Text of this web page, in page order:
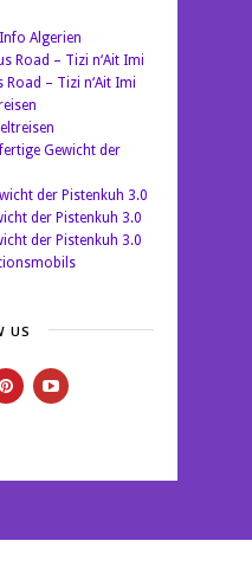
Algerien
Road – Tizi n‘Ait Imi
Road – Tizi n‘Ait Imi
Gewicht der
der Pistenkuh 3.0
der Pistenkuh 3.0
der Pistenkuh 3.0
US